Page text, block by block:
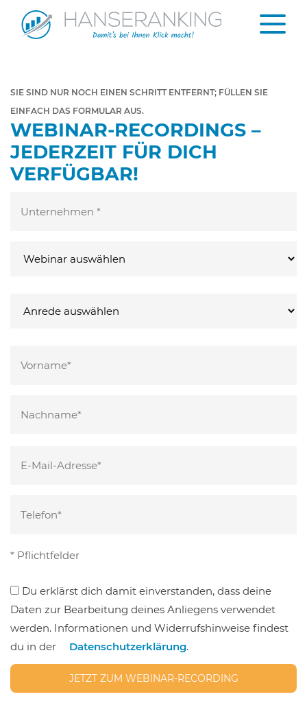
SIE SIND NUR NOCH EINEN SCHRITT ENTFERNT; FÜLLEN SIE
EINFACH DAS FORMULAR AUS.
WEBINAR-RECORDINGS –
JEDERZEIT FÜR DICH
VERFÜGBAR!
lasse
Feld
Bitte
dieses
Feld
leer.
* Pflichtfelder
Du erklärst dich damit einverstanden, dass deine
Daten zur Bearbeitung deines Anliegens verwendet
werden. Informationen und Widerrufshinweise findest
du in der
Datenschutzerklärung.
lasse